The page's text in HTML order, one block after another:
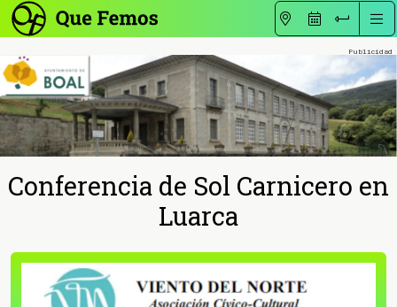
Conferencia de Sol Carnicero en
Luarca